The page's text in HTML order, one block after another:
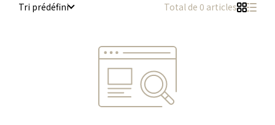
Tri prédéfini Total de 0 articles